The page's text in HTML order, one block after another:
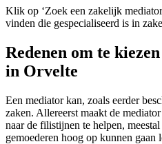
Klik op ‘Zoek een zakelijk
vinden die gespecialiseerd is in
Redenen om te
in Orvelte
Een mediator kan, zoals eerder
zaken. Allereerst maakt de
naar de filistijnen te helpen,
gemoederen hoog op kunnen gaan